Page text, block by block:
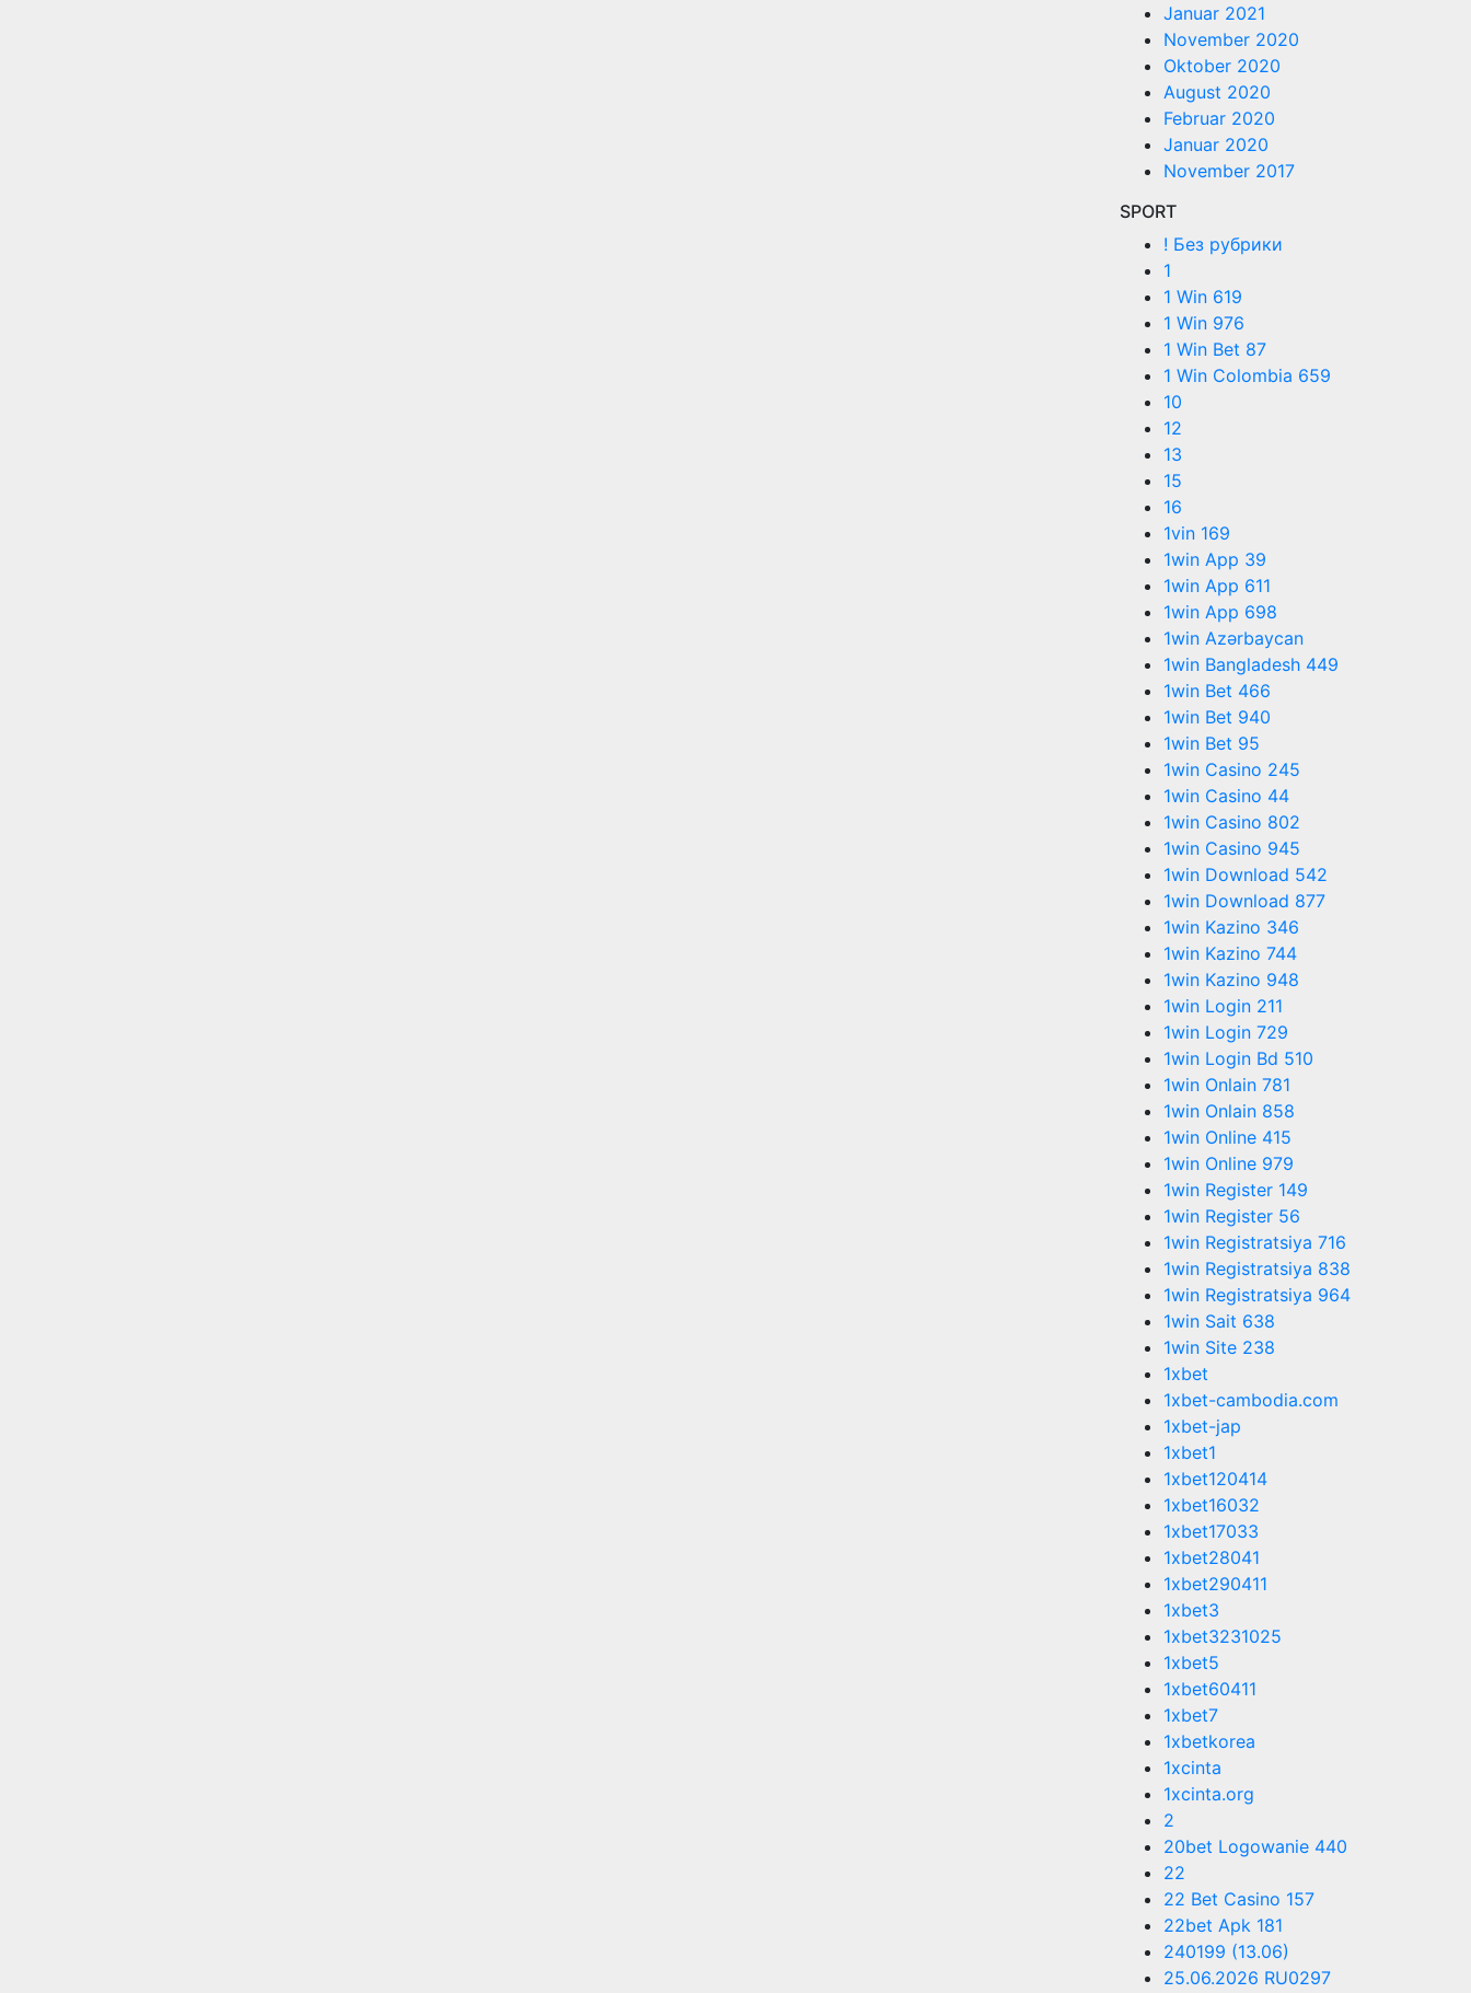
Januar 2021
November 2020
Oktober 2020
August 2020
Februar 2020
Januar 2020
November 2017
SPORT
! Без рубрики
1
1 Win 619
1 Win 976
1 Win Bet 87
1 Win Colombia 659
10
12
13
15
16
1vin 169
1win App 39
1win App 611
1win App 698
1win Azərbaycan
1win Bangladesh 449
1win Bet 466
1win Bet 940
1win Bet 95
1win Casino 245
1win Casino 44
1win Casino 802
1win Casino 945
1win Download 542
1win Download 877
1win Kazino 346
1win Kazino 744
1win Kazino 948
1win Login 211
1win Login 729
1win Login Bd 510
1win Onlain 781
1win Onlain 858
1win Online 415
1win Online 979
1win Register 149
1win Register 56
1win Registratsiya 716
1win Registratsiya 838
1win Registratsiya 964
1win Sait 638
1win Site 238
1xbet
1xbet-cambodia.com
1xbet-jap
1xbet1
1xbet120414
1xbet16032
1xbet17033
1xbet28041
1xbet290411
1xbet3
1xbet3231025
1xbet5
1xbet60411
1xbet7
1xbetkorea
1xcinta
1xcinta.org
2
20bet Logowanie 440
22
22 Bet Casino 157
22bet Apk 181
240199 (13.06)
25.06.2026 RU0297